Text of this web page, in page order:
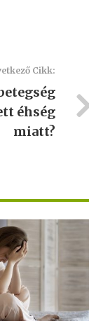
Cikk:
éhség
miatt?